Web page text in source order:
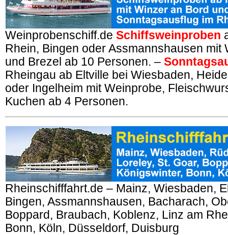
Weinprobenschiff.de Schiffsweinproben
Rhein, Bingen oder Assmannshausen mit
und Brezel ab 10 Personen. –
Rheingau ab Eltville bei Wiesbaden,
oder Ingelheim mit Weinprobe,
Kuchen ab 4 Personen.
Rheinschifffahrt.de – Mainz, Wiesbaden,
Bingen, Assmannshausen, Bacharach,
Boppard, Braubach, Koblenz, Linz am
Bonn, Köln, Düsseldorf, Duisburg